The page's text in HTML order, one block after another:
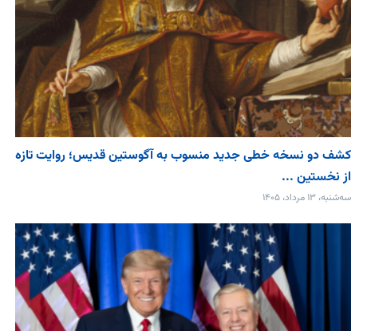
کشف دو نسخه خطی جدید منسوب به آگوستین قدیس؛ روایت تازه
از نخستین ...
سه‌شنبه، ۱۳ مرداد، ۱۴۰۵